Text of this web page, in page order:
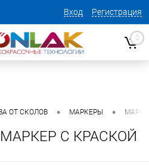
Вход Регистрация
0
ОТ СКОЛОВ • МАРКЕРЫ •
МАРКЕР С КРАСКОЙ